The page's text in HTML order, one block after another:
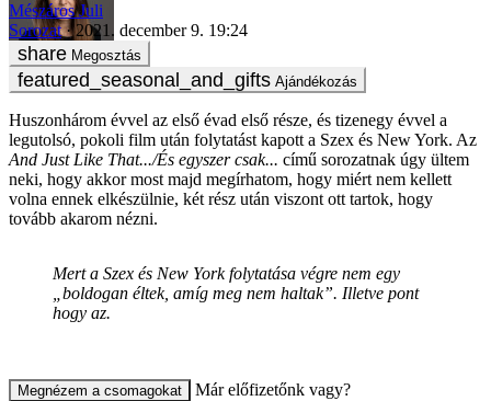
Mészáros Juli
Sorozat
2021. december 9. 19:24
Megosztás
Ajándékozás
Huszonhárom évvel az első évad első része, és tizenegy évvel a
legutolsó, pokoli film után folytatást kapott a Szex és New York. Az
And Just Like That.../És egyszer csak... című sorozatnak úgy ültem
neki, hogy akkor most majd megírhatom, hogy miért nem kellett
volna ennek elkészülnie, két rész után viszont ott tartok, hogy
tovább akarom nézni.
Mert a Szex és New York folytatása végre nem egy
„boldogan éltek, amíg meg nem haltak”. Illetve pont
hogy az.
Megnézem a csomagokat
Már előfizetőnk vagy?